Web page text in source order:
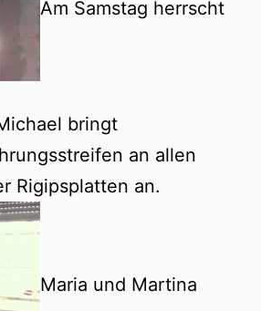
Am Samstag herrscht
bringt
an allen
Rigipsplatten an.
Maria und Martina